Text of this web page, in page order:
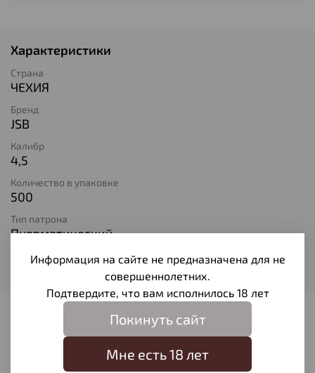
Характеристики
Страна
ЧЕХИЯ
Бренд
JSB
Калибр
4,5
Количество в упаковке
500
Тип патрона
Пневматический
Вес пули
Информация на сайте не предназначена для не
совершеннолетних.
Подтвердите, что вам исполнилось 18 лет
Покинуть сайт
Мне есть 18 лет